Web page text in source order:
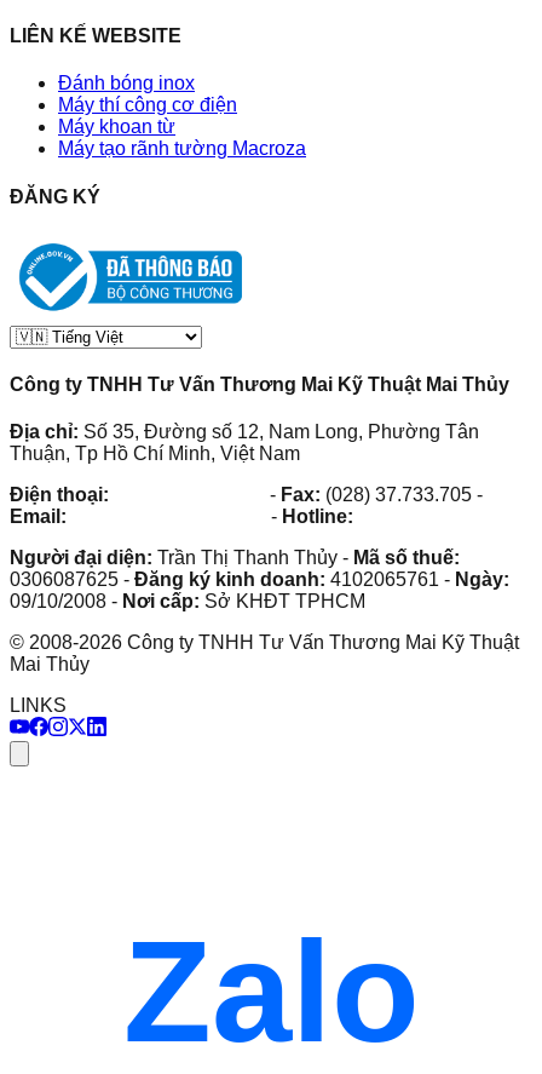
LIÊN KẾ WEBSITE
Đánh bóng inox
Máy thí công cơ điện
Máy khoan từ
Máy tạo rãnh tường Macroza
ĐĂNG KÝ
Công ty TNHH Tư Vấn Thương Mai Kỹ Thuật Mai Thủy
Địa chỉ: Số 35, Đường số 12, Nam Long, Phường Tân
Thuận, Tp Hồ Chí Minh, Việt Nam
Điện thoại:
- Fax: (028) 37.733.705 -
Email:
- Hotline:
Người đại diện: Trần Thị Thanh Thủy - Mã số thuế:
0306087625 - Đăng ký kinh doanh: 4102065761 - Ngày:
09/10/2008 - Nơi cấp: Sở KHĐT TPHCM
© 2008-2026 Công ty TNHH Tư Vấn Thương Mai Kỹ Thuật
Mai Thủy
LINKS
Zalo